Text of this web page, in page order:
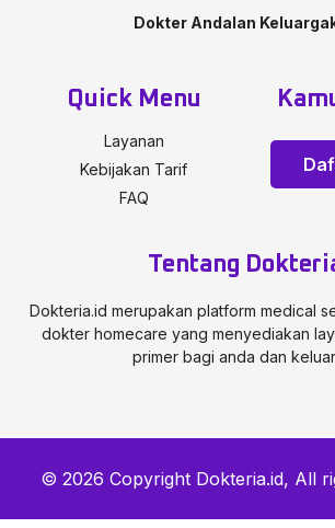
Dokter Andalan
Quick Menu
Layanan
Kebijakan Tarif
FAQ
Tentang
Dokteria.id merupakan platform medical
dokter homecare yang menyediakan
primer bagi anda dan
© 2026 Copyright Dokteria.id, All